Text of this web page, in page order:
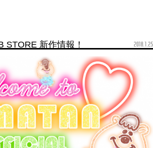
STORE 新作情報！ 2018.1.25